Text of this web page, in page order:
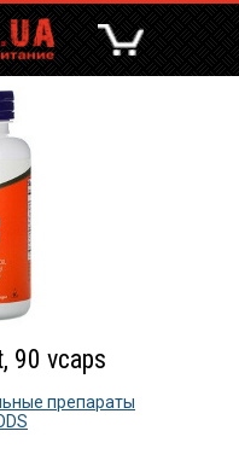
90 vcaps
препараты